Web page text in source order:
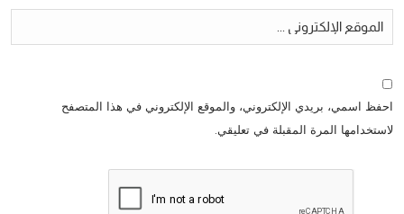
احفظ اسمي، بريدي الإلكتروني، والموقع الإلكتروني في هذا المتصفح
لاستخدامها المرة المقبلة في تعليقي.